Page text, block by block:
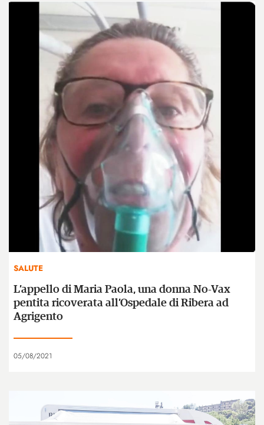
SALUTE
L’appello di Maria Paola, una donna No-Vax
pentita ricoverata all’Ospedale di Ribera ad
Agrigento
05/08/2021